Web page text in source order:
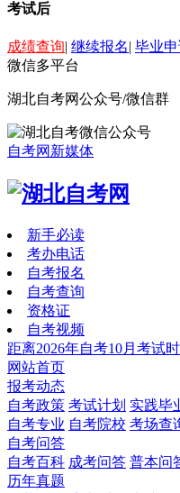
考试后
成绩查询| 继续报名| 毕业
微信多平台
湖北自考网公众号/微信群
自考网新媒体
新手必读
考办电话
自考报名
自考查询
资格证
自考视频
距离2026年自考10月考试
网站首页
报考动态
自考政策 考试计划 实践毕
自考专业 自考院校 考场查
自考问答
自考百科 成考问答 普本问
历年真题